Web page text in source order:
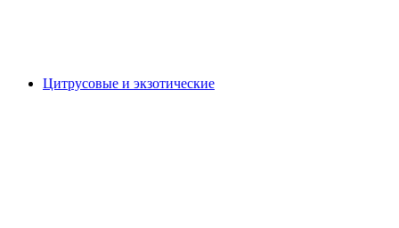
Цитрусовые и экзотические